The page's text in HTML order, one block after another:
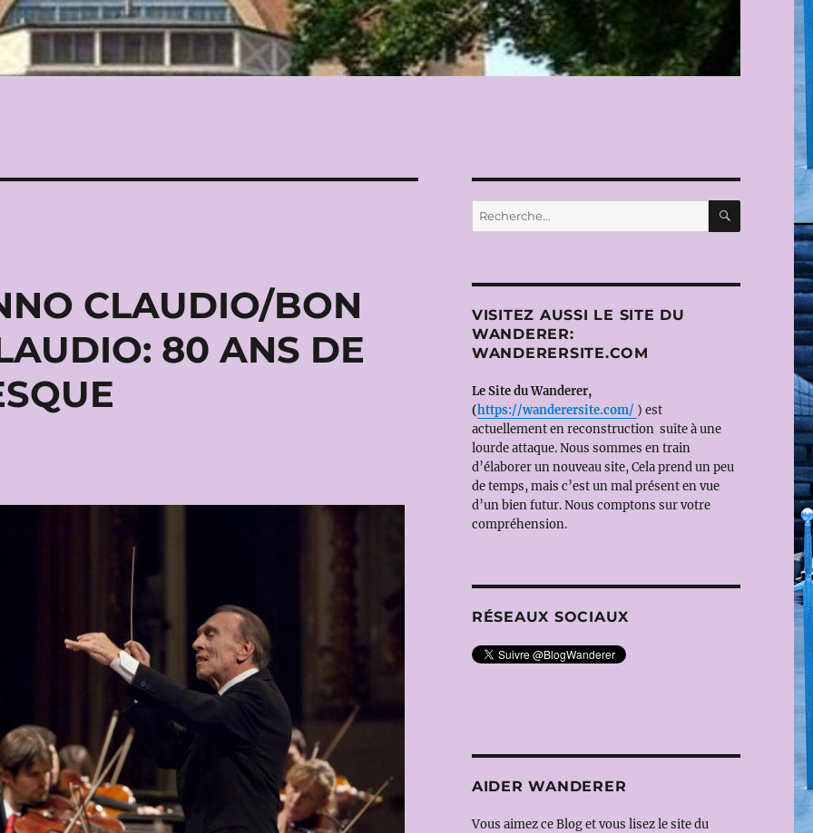
CLAUDIO/BON
80 ANS DE
Recherche
pour :
VISITEZ AUSSI LE SITE DU
WANDERER:
WANDERERSITE.COM
Le Site du Wanderer,
(https://wanderersite.com/ ) est
actuellement en reconstruction suite à une
lourde attaque. Nous sommes en train
d’élaborer un nouveau site, Cela prend un peu
de temps, mais c’est un mal présent en vue
d’un bien futur. Nous comptons sur votre
compréhension.
RÉSEAUX SOCIAUX
AIDER WANDERER
Vous aimez ce Blog et vous lisez le site du